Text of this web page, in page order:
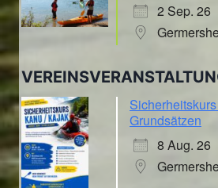
2 Sep. 26
Grundsätzen
8 Aug. 26